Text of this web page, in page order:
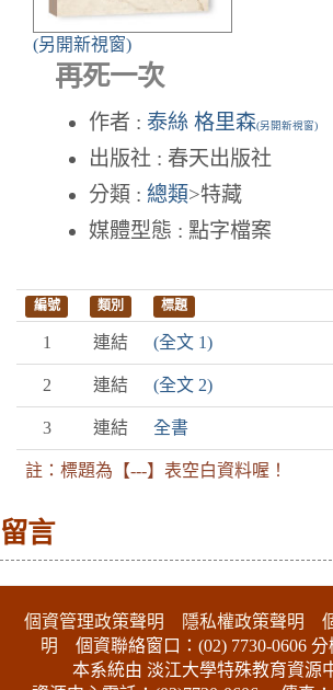
(另開新視窗)
再死一次
作者 : 泰絲 格里森(另開新視窗)
出版社 : 春天出版社
分類 : 總類>特藏
媒體型態 : 點字檔案
編號 類別 標題
1 連結 (全文 1)
2 連結 (全文 2)
3 連結 全書
註：標題為【---】表空白資料喔！
留言
個資管理政策聲明 隱私權政策聲明
明 個資聯絡窗口：(02) 7730-0606 分
本系統由 淡江大學特殊教育資源